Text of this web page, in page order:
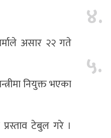
असार २२ गते
नियुक्त भएका
टेबुल गरे ।
४.
५.